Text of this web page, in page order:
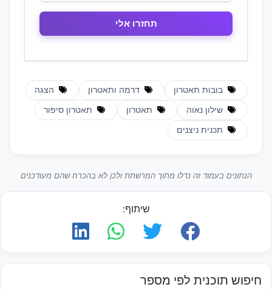
בובות תאטרון דרמה ותאטרון הצגה
שילון נאוה תאטרון תאטרון סיפור
תכנית ניצנים
הנתונים בעמוד זה נדלו מתוך המרשתת ולכן לא בהכרח שהם מעודכנים
שיתוף:
חיפוש תוכנית לפי מספר